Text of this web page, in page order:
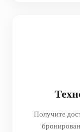
Получите